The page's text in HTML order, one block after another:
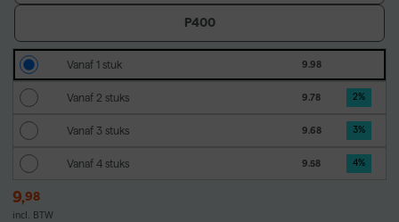
P400
Vanaf 1 stuk 9.98
Vanaf 2 stuks 9.78 2%
Vanaf 3 stuks 9.68 3%
Vanaf 4 stuks 9.58 4%
9,98
incl. BTW